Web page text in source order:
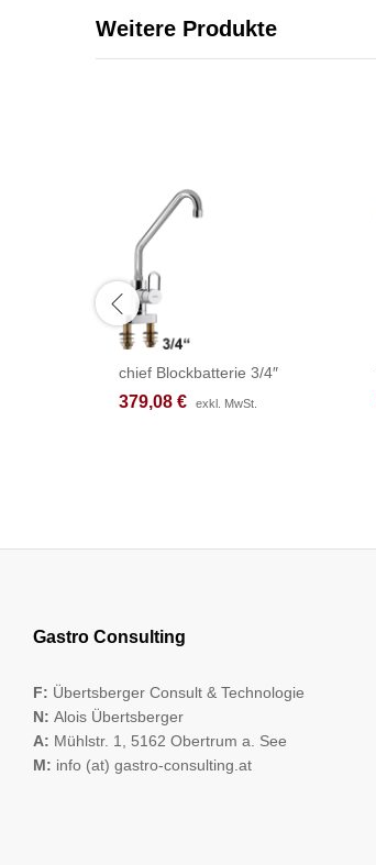
Weitere Produkte
chief Blockbatterie 3/4″
379,08 € exkl. MwSt.
379,08 € exkl. MwSt.
Gastro Consulting
F: Übertsberger Consult & Technologie
N: Alois Übertsberger
A: Mühlstr. 1, 5162 Obertrum a. See
M: info (at) gastro-consulting.at